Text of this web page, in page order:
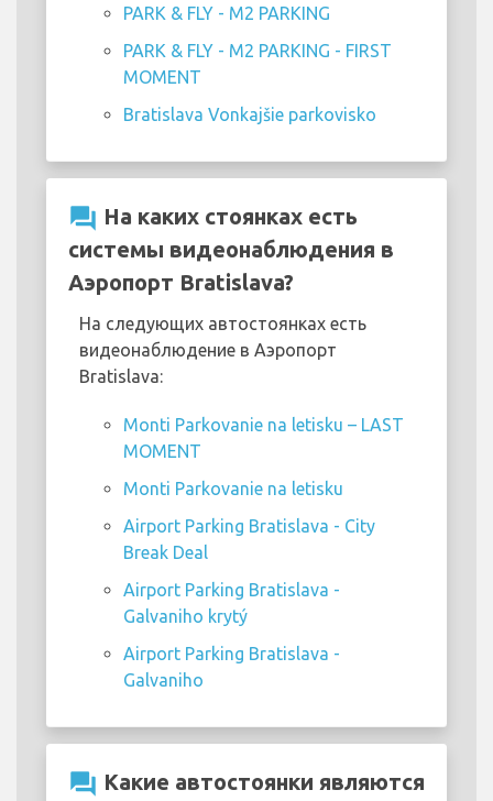
PARK & FLY - M2 PARKING
PARK & FLY - M2 PARKING - FIRST
MOMENT
Bratislava Vonkajšie parkovisko
question_answer На каких стоянках есть
системы видеонаблюдения в
Аэропорт Bratislava?
На следующих автостоянках есть
видеонаблюдение в Аэропорт
Bratislava:
Monti Parkovanie na letisku – LAST
MOMENT
Monti Parkovanie na letisku
Airport Parking Bratislava - City
Break Deal
Airport Parking Bratislava -
Galvaniho krytý
Airport Parking Bratislava -
Galvaniho
question_answer Какие автостоянки являются